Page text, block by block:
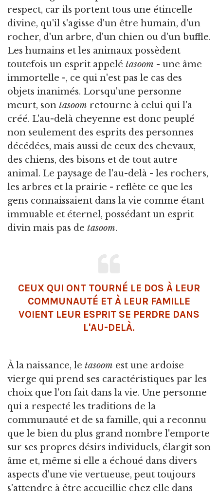
respect, car ils portent tous une étincelle
divine, qu'il s'agisse d'un être humain, d'un
rocher, d'un arbre, d'un chien ou d'un buffle.
Les humains et les animaux possèdent
toutefois un esprit appelé tasoom - une âme
immortelle -, ce qui n'est pas le cas des
objets inanimés. Lorsqu'une personne
meurt, son tasoom retourne à celui qui l'a
créé. L'au-delà cheyenne est donc peuplé
non seulement des esprits des personnes
décédées, mais aussi de ceux des chevaux,
des chiens, des bisons et de tout autre
animal. Le paysage de l'au-delà - les rochers,
les arbres et la prairie - reflète ce que les
gens connaissaient dans la vie comme étant
immuable et éternel, possédant un esprit
divin mais pas de tasoom.
CEUX QUI ONT TOURNÉ LE DOS À LEUR
COMMUNAUTÉ ET À LEUR FAMILLE
VOIENT LEUR ESPRIT SE PERDRE DANS
L'AU-DELÀ.
À la naissance, le tasoom est une ardoise
vierge qui prend ses caractéristiques par les
choix que l'on fait dans la vie. Une personne
qui a respecté les traditions de la
communauté et de sa famille, qui a reconnu
que le bien du plus grand nombre l'emporte
sur ses propres désirs individuels, élargit son
âme et, même si elle a échoué dans divers
aspects d'une vie vertueuse, peut toujours
s'attendre à être accueillie chez elle dans